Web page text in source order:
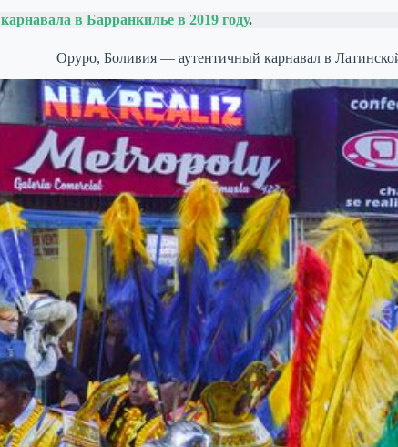
карнавала в Барранкилье в 2019 году.
Оруро, Боливия — аутентичный карнавал в